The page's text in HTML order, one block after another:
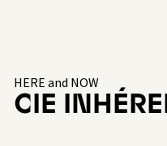
HERE and NOW
CIE